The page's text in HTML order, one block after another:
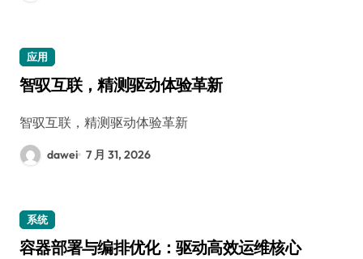
应用
智驭互联，精测驱动体验革新
智驭互联，精测驱动体验革新
dawei 7 月 31, 2026
系统
容器部署与编排优化：驱动高效运维核心